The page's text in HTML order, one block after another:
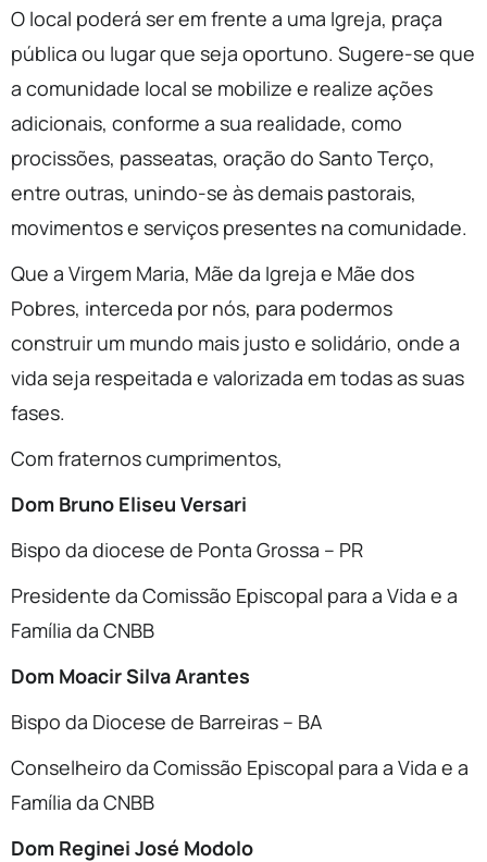
O local poderá ser em frente a uma Igreja, praça
pública ou lugar que seja oportuno. Sugere-se que
a comunidade local se mobilize e realize ações
adicionais, conforme a sua realidade, como
procissões, passeatas, oração do Santo Terço,
entre outras, unindo-se às demais pastorais,
movimentos e serviços presentes na comunidade.
Que a Virgem Maria, Mãe da Igreja e Mãe dos
Pobres, interceda por nós, para podermos
construir um mundo mais justo e solidário, onde a
vida seja respeitada e valorizada em todas as suas
fases.
Com fraternos cumprimentos,
Dom Bruno Eliseu Versari
Bispo da diocese de Ponta Grossa – PR
Presidente da Comissão Episcopal para a Vida e a
Família da CNBB
Dom Moacir Silva Arantes
Bispo da Diocese de Barreiras – BA
Conselheiro da Comissão Episcopal para a Vida e a
Família da CNBB
Dom Reginei José Modolo